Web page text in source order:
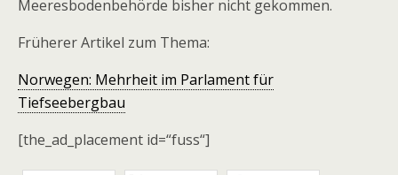
Meeresbodenbehörde bisher nicht gekommen.
Früherer Artikel zum Thema:
Norwegen: Mehrheit im Parlament für
Tiefseebergbau
[the_ad_placement id=“fuss“]